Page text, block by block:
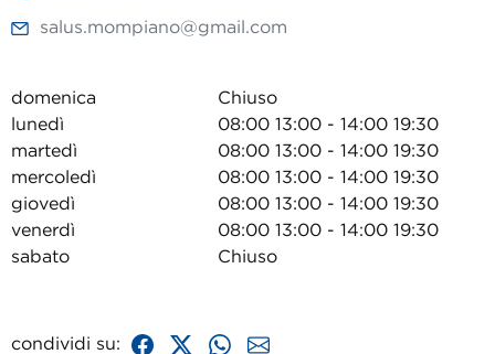
salus.mompiano@gmail.com
domenica
Chiuso
lunedì
08:00 13:00 - 14:00 19:30
martedì
08:00 13:00 - 14:00 19:30
mercoledì
08:00 13:00 - 14:00 19:30
giovedì
08:00 13:00 - 14:00 19:30
venerdì
08:00 13:00 - 14:00 19:30
sabato
Chiuso
condividi su: